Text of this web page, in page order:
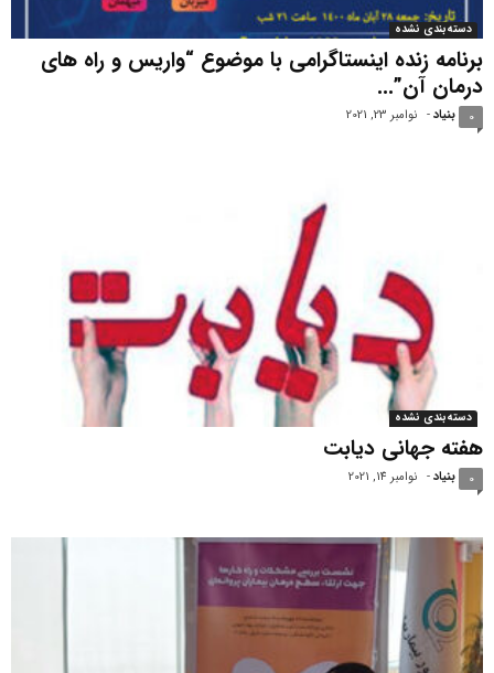
دسته‌بندی نشده
برنامه زنده اینستاگرامی با موضوع “واریس و راه های
درمان آن”...
بنیاد - نوامبر 23, 2021 0
دسته‌بندی نشده
هفته جهانی دیابت
بنیاد - نوامبر 14, 2021 0